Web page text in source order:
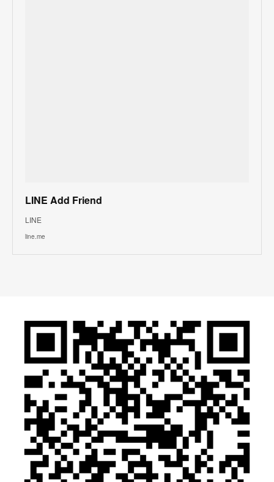
LINE Add Friend
LINE
line.me